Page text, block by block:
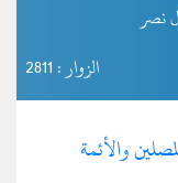
نصر
الزوار : 2811
والأئمة